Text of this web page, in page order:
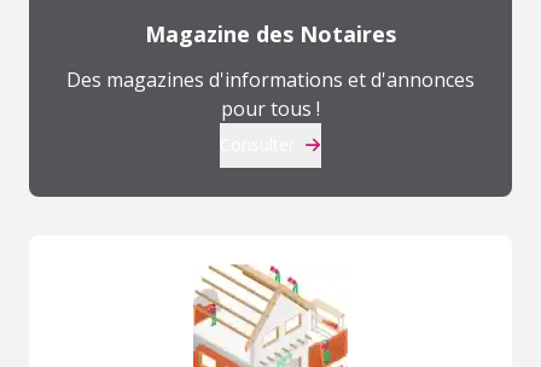
Magazine des Notaires
Des magazines d'informations et d'annonces
pour tous !